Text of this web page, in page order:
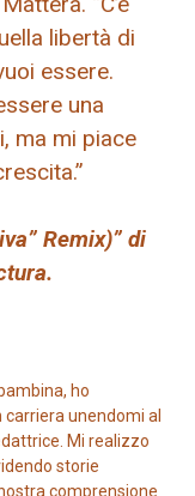
libertà di
essere.
una
ma mi piace
Remix)” di
ho
unendomi al
Mi realizzo
storie
comprensione